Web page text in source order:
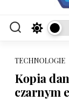
TECHNOLOGIE
Kopia
czarnym